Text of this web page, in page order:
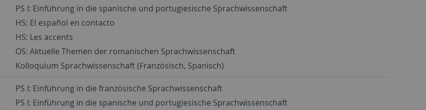
PS I: Einführung in die spanische und portugiesische Sprachwissenschaft
HS: El español en contacto
HS: Les accents
OS: Aktuelle Themen der romanischen Sprachwissenschaft
Kolloquium Sprachwissenschaft (Französisch, Spanisch)
PS I: Einführung in die französische Sprachwissenschaft
PS I: Einführung in die spanische und portugiesische Sprachwissenschaft